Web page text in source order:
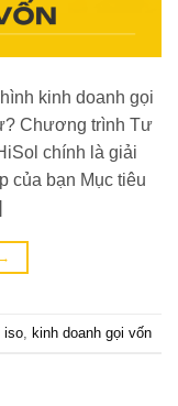
kinh doanh gọi
Chương trình Tư
chính là giải
của bạn Mục tiêu
→
iso kinh doanh gọi vốn